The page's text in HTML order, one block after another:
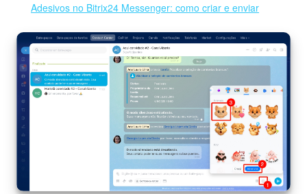
Adesivos no Bitrix24 Messenger: como criar e enviar